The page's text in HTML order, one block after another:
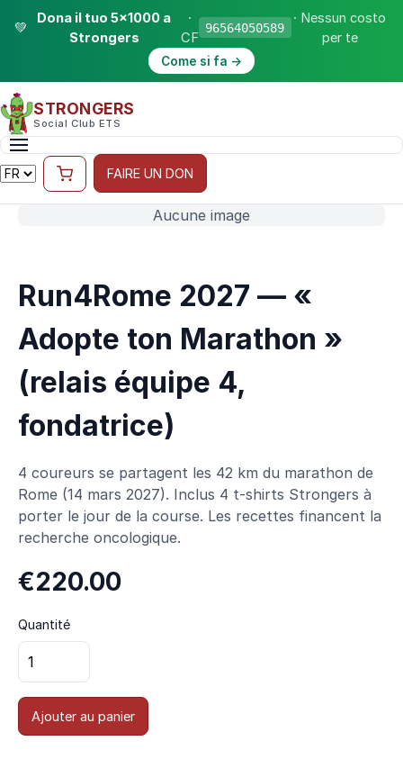
💚
Dona il tuo 5×1000 a
Strongers
·
CF
96564050589
· Nessun costo
per te
Come si fa →
STRONGERS
Social Club ETS
FAIRE UN DON
Aucune image
Run4Rome 2027 — «
Adopte ton Marathon »
(relais équipe 4,
fondatrice)
4 coureurs se partagent les 42 km du marathon de
Rome (14 mars 2027). Inclus 4 t-shirts Strongers à
porter le jour de la course. Les recettes financent la
recherche oncologique.
€220.00
Quantité
Ajouter au panier